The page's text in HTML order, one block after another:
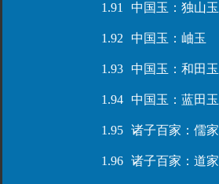
1.91 中国玉：独山玉
1.92 中国玉：岫玉
1.93 中国玉：和田玉
1.94 中国玉：蓝田玉
1.95 诸子百家：儒家
1.96 诸子百家：道家